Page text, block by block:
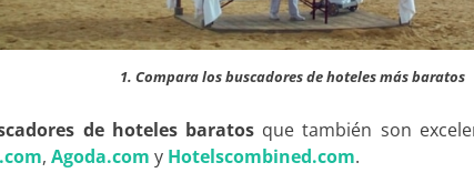
1. Compara los buscadores de hoteles más baratos
de hoteles baratosque también son
, Agoda.com y Hotelscombined.com.